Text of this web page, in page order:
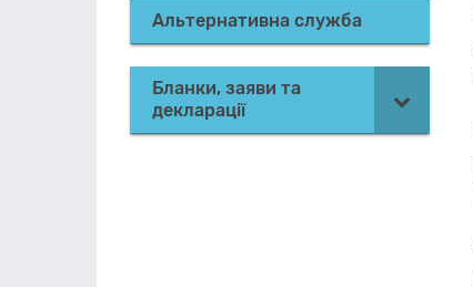
Альтернативна служба
Бланки, заяви та
декларації